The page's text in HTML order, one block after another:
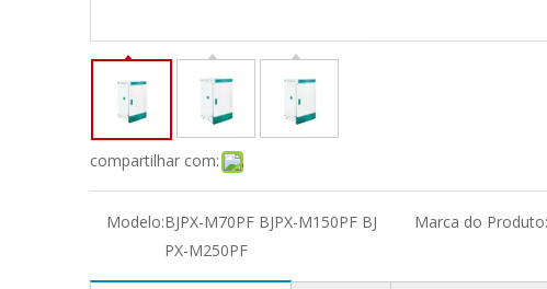
compartilhar com:
Modelo:BJPX-M70PF BJPX-M150PF BJ
PX-M250PF
Marca do Produto: